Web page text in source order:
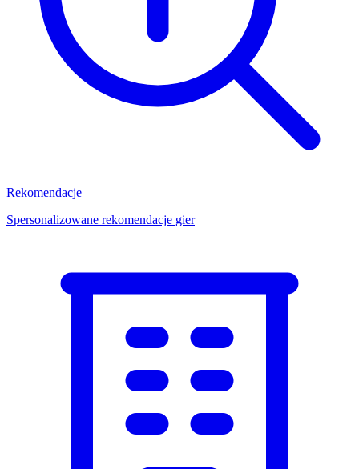
Rekomendacje
Spersonalizowane rekomendacje gier